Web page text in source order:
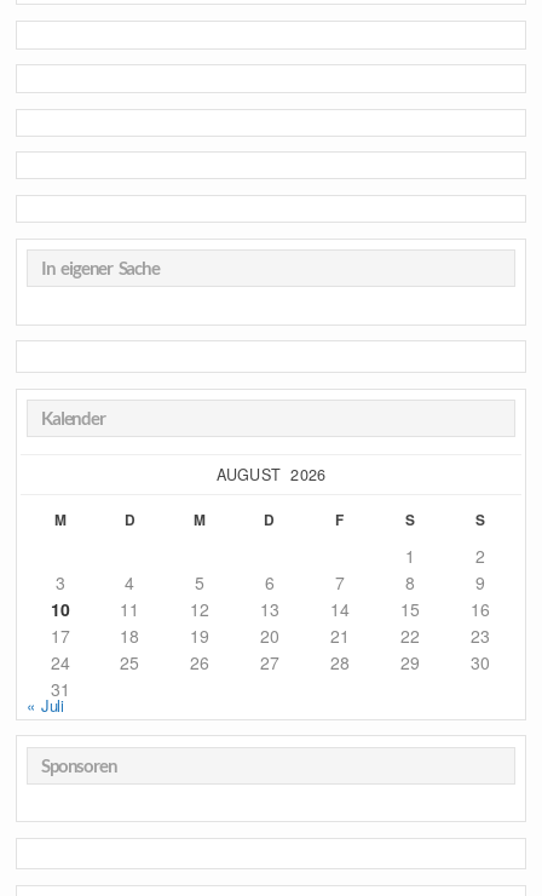
In eigener Sache
Kalender
AUGUST 2026
M D M D F S S
1
2
3
4 5 6 7 8
9
10
11 12 13 14 15
16
17
18 19 20 21 22
23
24
25 26 27 28 29
30
31
« Juli
Sponsoren